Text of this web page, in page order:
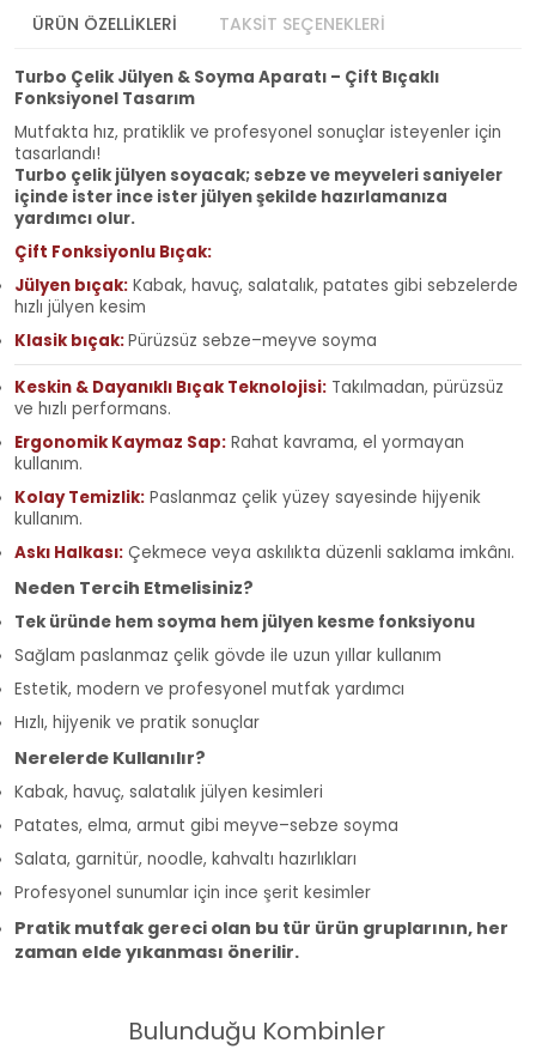
ÜRÜN ÖZELLİKLERİ TAKSİT SEÇENEKLERİ
Turbo Çelik Jülyen & Soyma Aparatı – Çift Bıçaklı
Fonksiyonel Tasarım
Mutfakta hız, pratiklik ve profesyonel sonuçlar isteyenler için
tasarlandı!
Turbo çelik jülyen soyacak; sebze ve meyveleri saniyeler
içinde ister ince ister jülyen şekilde hazırlamanıza
yardımcı olur.
Çift Fonksiyonlu Bıçak:
Jülyen bıçak: Kabak, havuç, salatalık, patates gibi sebzelerde
hızlı jülyen kesim
Klasik bıçak:Pürüzsüz sebze–meyve soyma
Keskin & Dayanıklı Bıçak Teknolojisi: Takılmadan, pürüzsüz
ve hızlı performans.
Ergonomik Kaymaz Sap: Rahat kavrama, el yormayan
kullanım.
Kolay Temizlik: Paslanmaz çelik yüzey sayesinde hijyenik
kullanım.
Askı Halkası: Çekmece veya askılıkta düzenli saklama imkânı.
Neden Tercih Etmelisiniz?
Tek üründe hem soyma hem jülyen kesme fonksiyonu
Sağlam paslanmaz çelik gövde ile uzun yıllar kullanım
Estetik, modern ve profesyonel mutfak yardımcı
Hızlı, hijyenik ve pratik sonuçlar
Nerelerde Kullanılır?
Kabak, havuç, salatalık jülyen kesimleri
Patates, elma, armut gibi meyve–sebze soyma
Salata, garnitür, noodle, kahvaltı hazırlıkları
Profesyonel sunumlar için ince şerit kesimler
Pratik mutfak gereci olan bu tür ürün gruplarının, her
zaman elde yıkanması önerilir.
Bulunduğu Kombinler